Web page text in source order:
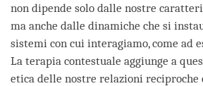
non dipende solo dalle nostre
ma anche dalle dinamiche che si
sistemi con cui interagiamo, come ad
La terapia contestuale aggiunge a
etica delle nostre relazioni reciproche